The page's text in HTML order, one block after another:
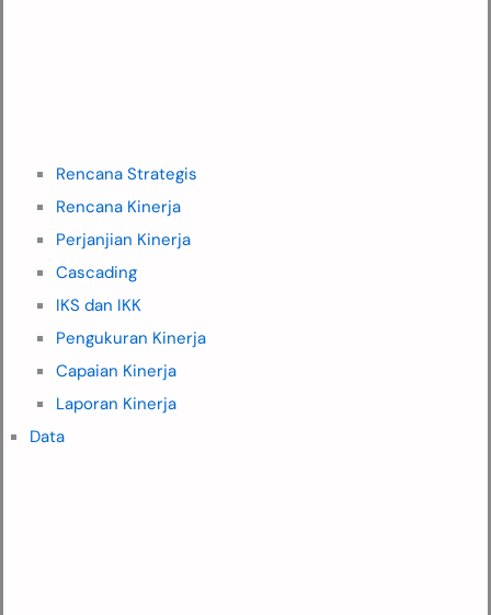
Rencana Strategis
Rencana Kinerja
Perjanjian Kinerja
Cascading
IKS dan IKK
Pengukuran Kinerja
Capaian Kinerja
Laporan Kinerja
Data